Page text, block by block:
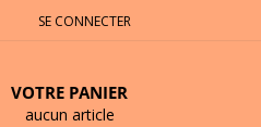
SE CONNECTER
VOTRE PANIER
aucun article